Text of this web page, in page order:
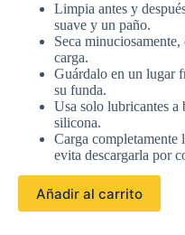
Limpia antes y
suave y un paño.
Seca
carga.
Guárdalo en un lugar
su funda.
Usa solo lubricantes a
silicona.
Carga completamente
evita descargarla por
Añadir al carrito